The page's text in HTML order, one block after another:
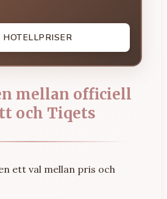
HOTELLPRISER
mellan officiell
och Tiqets
ett val mellan pris och